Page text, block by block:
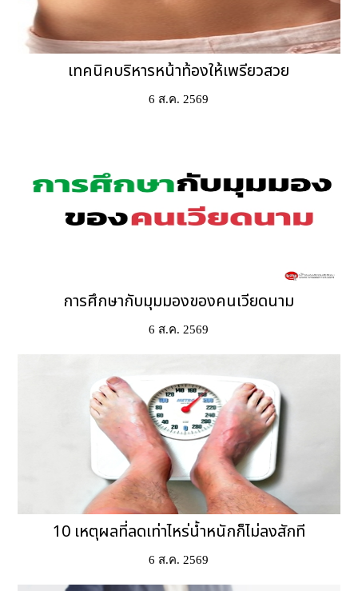
เทคนิคบริหารหน้าท้องให้เพรียวสวย
6 ส.ค. 2569
การศึกษากับมุมมองของคนเวียดนาม
6 ส.ค. 2569
10 เหตุผลที่ลดเท่าไหร่น้ำหนักก็ไม่ลงสักที
6 ส.ค. 2569